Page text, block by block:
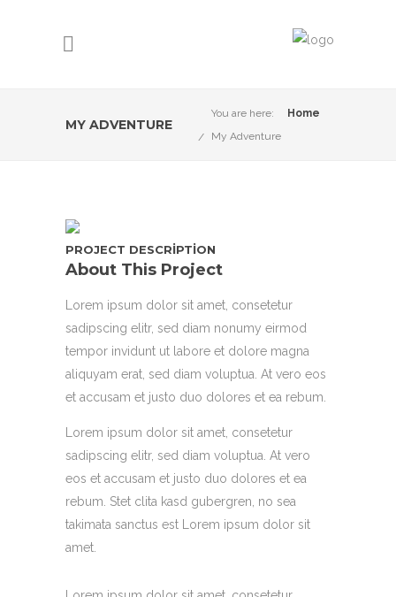
MY ADVENTURE
You are here:
Home
My Adventure
PROJECT DESCRIPTION
About This Project
Lorem ipsum dolor sit amet, consetetur
sadipscing elitr, sed diam nonumy eirmod
tempor invidunt ut labore et dolore magna
aliquyam erat, sed diam voluptua. At vero eos
et accusam et justo duo dolores et ea rebum.
Lorem ipsum dolor sit amet, consetetur
sadipscing elitr, sed diam voluptua. At vero
eos et accusam et justo duo dolores et ea
rebum. Stet clita kasd gubergren, no sea
takimata sanctus est Lorem ipsum dolor sit
amet.